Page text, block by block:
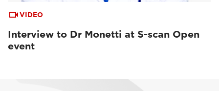
VIDEO
Interview to Dr Monetti at S-scan Open
event